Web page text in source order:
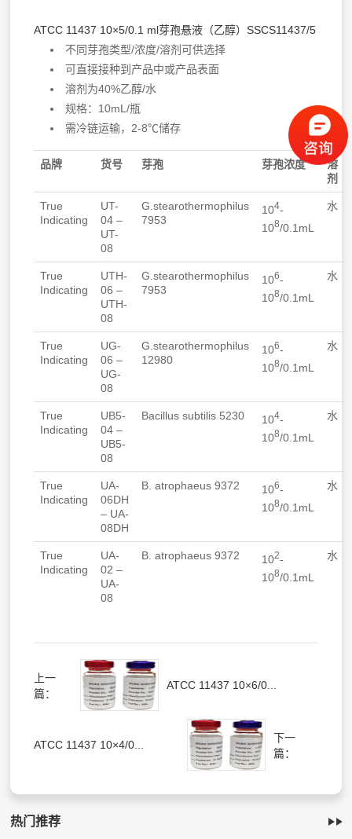
ATCC 11437 10×5/0.1 ml芽孢悬液（乙醇）SSCS11437/5
不同芽孢类型/浓度/溶剂可供选择
可直接接种到产品中或产品表面
溶剂为40%乙醇/水
规格：10mL/瓶
需冷链运输，2-8℃储存
品牌 货号 芽孢 芽孢浓度
溶
剂
True
Indicating
UT-
04 –
UT-
08
G.stearothermophilus
7953
104-
108/0.1mL
水
True
Indicating
UTH-
06 –
UTH-
08
G.stearothermophilus
7953
106-
108/0.1mL
水
True
Indicating
UG-
06 –
UG-
08
G.stearothermophilus
12980
106-
108/0.1mL
水
True
Indicating
UB5-
04 –
UB5-
08
Bacillus subtilis 5230 104-
108/0.1mL
水
True
Indicating
UA-
06DH
– UA-
08DH
B. atrophaeus9372 106-
108/0.1mL
水
True
Indicating
UA-
02 –
UA-
08
B. atrophaeus9372 102-
108/0.1mL
水
上一
篇：
ATCC 11437 10×6/0...
ATCC 11437 10×4/0...
下一
篇：
热门推荐